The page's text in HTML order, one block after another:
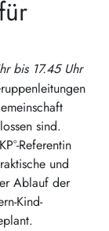
bis 17.45 Uhr
sind.
Referentin
und
Ablauf der
Kind-